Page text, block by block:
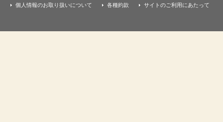
個人情報のお取り扱いについて 各種約款 サイトのご利用にあたって